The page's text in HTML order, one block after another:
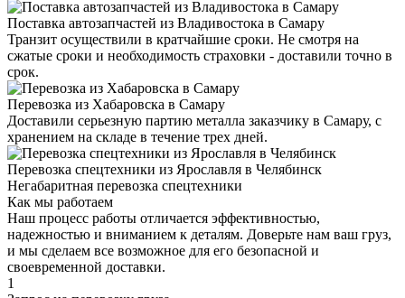
Поставка автозапчастей из Владивостока в Самару
Транзит осуществили в кратчайшие сроки. Не смотря на
сжатые сроки и необходимость страховки - доставили точно в
срок.
Перевозка из Хабаровска в Самару
Доставили серьезную партию металла заказчику в Самару, с
хранением на складе в течение трех дней.
Перевозка спецтехники из Ярославля в Челябинск
Негабаритная перевозка спецтехники
Как мы работаем
Наш процесс работы отличается эффективностью,
надежностью и вниманием к деталям. Доверьте нам ваш груз,
и мы сделаем все возможное для его безопасной и
своевременной доставки.
1